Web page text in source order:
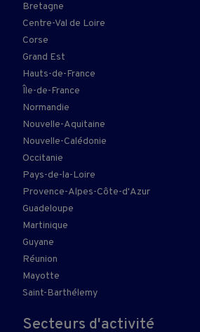
Bretagne
Centre-Val de Loire
Corse
Grand Est
Hauts-de-France
Île-de-France
Normandie
Nouvelle-Aquitaine
Nouvelle-Calédonie
Occitanie
Pays-de-la-Loire
Provence-Alpes-Côte-d'Azur
Guadeloupe
Martinique
Guyane
Réunion
Mayotte
Saint-Barthélemy
Secteurs d'activité